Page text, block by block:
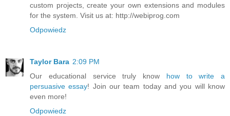
custom projects, create your own extensions and modules
for the system. Visit us at: http://webiprog.com
Odpowiedz
Taylor Bara 2:09 PM
Our educational service truly know how to write a
persuasive essay! Join our team today and you will know
even more!
Odpowiedz